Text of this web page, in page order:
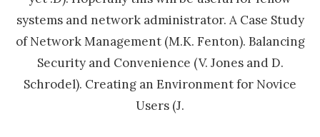
systems and network administrator. A Case Study
of Network Management (M.K. Fenton). Balancing
Security and Convenience (V. Jones and D.
Schrodel). Creating an Environment for Novice
Users (J.